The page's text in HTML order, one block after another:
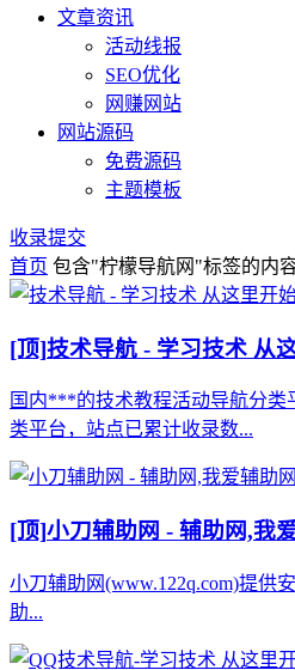
文章资讯
活动线报
SEO优化
网赚网站
网站源码
免费源码
主题模板
收录提交
首页 包含"柠檬导航网"标签的内
[顶]技术导航 - 学习技术 从
国内***的技术教程活动导航分类
类平台，站点已累计收录数...
[顶]小刀辅助网 - 辅助网,我
小刀辅助网(www.122q.com)提供
助...